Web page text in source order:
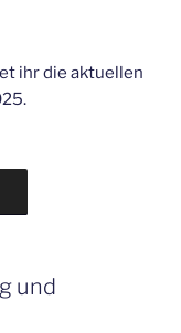
ihr die aktuellen
und